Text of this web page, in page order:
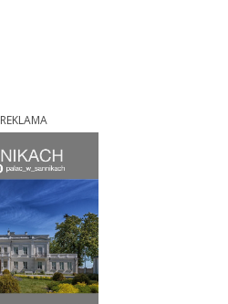
REKLAMA